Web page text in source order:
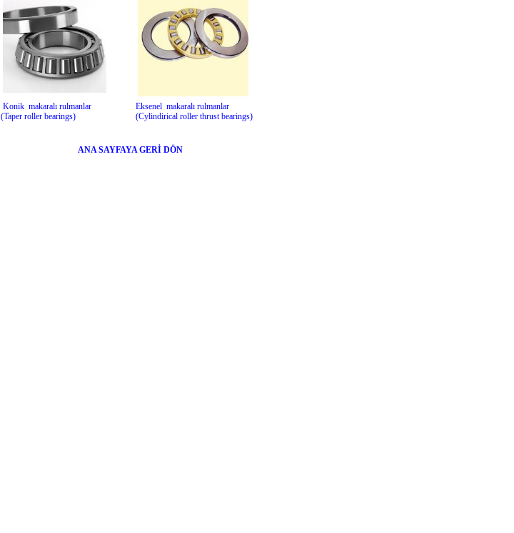
Konik makaralı rulmanlar
(Taper roller bearings)
Eksenel makaralı rulmanlar
(Cylindirical roller thrust bearings)
ANA SAYFAYA GERİ DÖN